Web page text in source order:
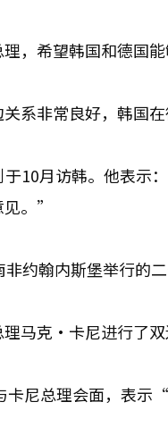
，希望韩国和德国
系非常良好，韩国
10月访韩。他表示
。”
约翰内斯堡举行的
马克·卡尼进行了双
卡尼总理会面，表示